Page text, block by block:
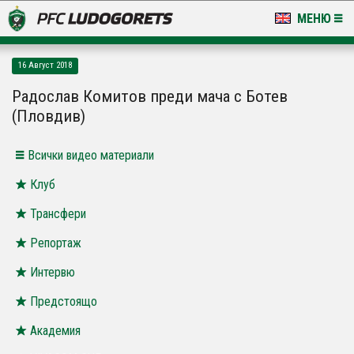
МЕНЮ
LUDOGORETS TV
НА ТЕРЕНА
СТАДИОН & БАЗИ
16 Август 2018
Радослав Комитов преди мача с Ботев
(Пловдив)
Всички видео материали
Клуб
Трансфери
Репортаж
Интервю
Предстоящо
Академия